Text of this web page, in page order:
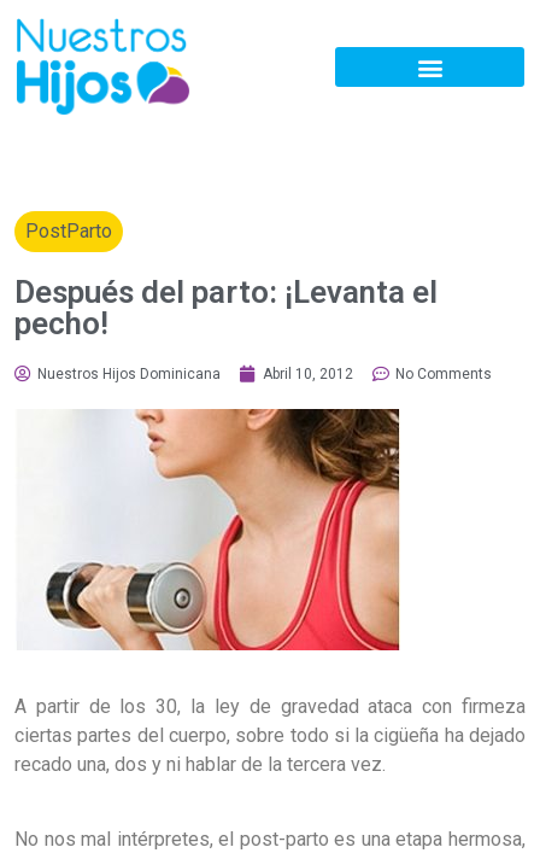
PostParto
Después del parto: ¡Levanta el
pecho!
Nuestros Hijos Dominicana Abril 10, 2012 No Comments
A partir de los 30, la ley de gravedad ataca con firmeza
ciertas partes del cuerpo, sobre todo si la cigüeña ha dejado
recado una, dos y ni hablar de la tercera vez.
No nos mal intérpretes, el post-parto es una etapa hermosa,